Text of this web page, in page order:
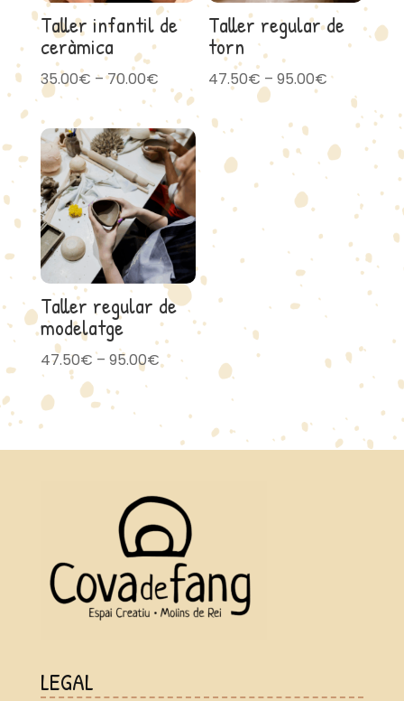
Taller infantil de
ceràmica
35.00€ – 70.00€Price
range:
35.00€
through
70.00€
Taller regular de
torn
47.50€ – 95.00€ Price
range:
47.50€
through
95.00€
Taller regular de
modelatge
47.50€ – 95.00€Price
range:
through
95.00€
LEGAL